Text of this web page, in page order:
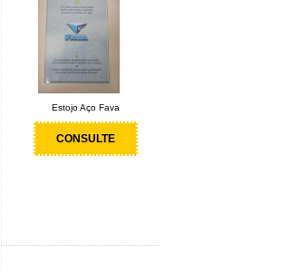
Estojo Aço Fava
CONSULTE